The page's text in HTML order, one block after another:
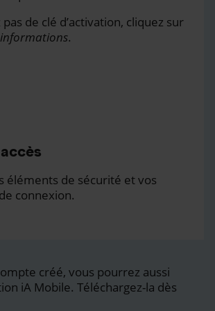
pas de clé d’activation, cliquez sur
informations.
éléments de sécurité et vos
connexion.
créé, vous pourrez aussi
iA Mobile. Téléchargez-la dès